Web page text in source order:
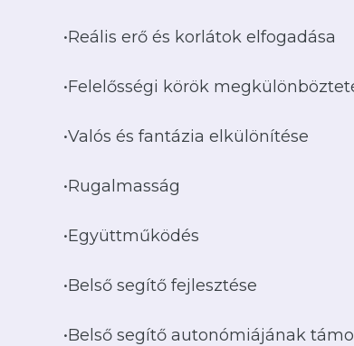
•Reális erő és korlátok elfogadása
•Felelősségi körök
•Valós és fantázia elkülönítése
•Rugalmasság
•Együttműködés
•Belső segítő fejlesztése
•Belső segítő autonómiájának